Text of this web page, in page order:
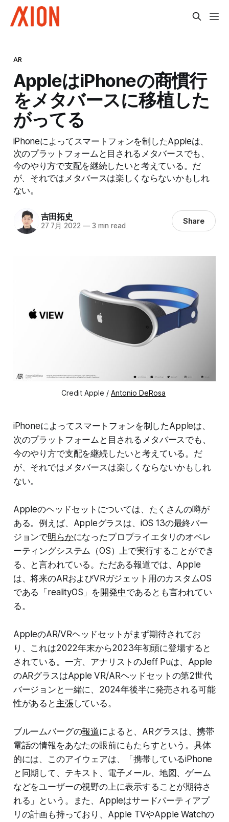
AR
AppleはiPhoneの商慣行
をメタバースに移植した
がってる
iPhoneによってスマートフォンを制したAppleは、
次のプラットフォームと目されるメタバースでも、
今のやり方で支配を継続したいと考えている。だ
が、それではメタバースは楽しくならないかもしれ
ない。
吉田拓史
27 7月 2022 —3 min read Share
Credit Apple / Antonio DeRosa
iPhoneによってスマートフォンを制したAppleは、
次のプラットフォームと目されるメタバースでも、
今のやり方で支配を継続したいと考えている。だ
が、それではメタバースは楽しくならないかもしれ
ない。
Appleのヘッドセットについては、たくさんの噂が
ある。例えば、Appleグラスは、iOS 13の最終バー
ジョンで明らかになったプロプライエタリのオペレ
ーティングシステム（OS）上で実行することができ
る、と言われている。ただある報道では、Apple
は、将来のARおよびVRガジェット用のカスタムOS
である「realityOS」を開発中であるとも言われてい
る。
AppleのAR/VRヘッドセットがまず期待されてお
り、これは2022年末から2023年初頭に登場すると
されている。一方、アナリストのJeff Puは、Apple
のARグラスはApple VR/ARヘッドセットの第2世代
バージョンと一緒に、2024年後半に発売される可能
性があると 主張している。
ブルームバーグの報道によると、ARグラスは、携帯
電話の情報をあなたの眼前にもたらすという。具体
的には、このアイウェアは、「携帯しているiPhone
と同期して、テキスト、電子メール、地図、ゲーム
などをユーザーの視野の上に表示することが期待さ
れる」という。また、Appleはサードパーティアプ
リの計画も持っており、Apple TVやApple Watchの